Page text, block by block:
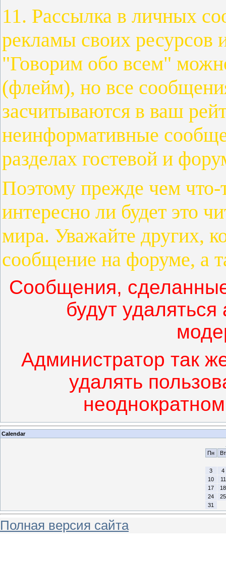
11. Рассылка в личных
рекламы своих ресурсов
"Говорим обо всем"
(флейм), но все
засчитываются в ваш
неинформативные
разделах гостевой и
Поэтому прежде чем что-
интересно ли будет это
мира. Уважайте других,
сообщение на форуме, а
Сообщения,
будут
Администратор так
удалять
Calendar
Пн
Вт
3
4
10
11
17
18
24
25
31
Полная версия сайта